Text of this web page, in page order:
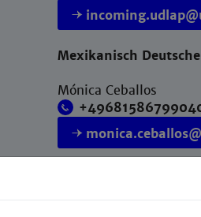
Mexikanisch
Mónica Ceballos
Deutsches